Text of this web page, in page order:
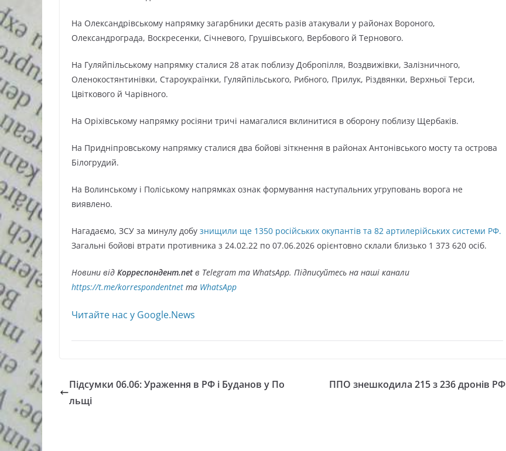
На Олександрівському напрямку загарбники десять разів атакували у районах Вороного,
Олександрограда, Воскресенки, Січневого, Грушівського, Вербового й Тернового.
На Гуляйпільському напрямку сталися 28 атак поблизу Добропілля, Воздвижівки, Залізничного,
Оленокостянтинівки, Староукраїнки, Гуляйпільського, Рибного, Прилук, Різдвянки, Верхньої Терси,
Цвіткового й Чарівного.
На Оріхівському напрямку росіяни тричі намагалися вклинитися в оборону поблизу Щербаків.
На Придніпровському напрямку сталися два бойові зіткнення в районах Антонівського мосту та острова
Білогрудий.
На Волинському і Поліському напрямках ознак формування наступальних угруповань ворога не
виявлено.
Нагадаємо, ЗСУ за минулу добу знищили ще 1350 російських окупантів та 82 артилерійських системи РФ.
Загальні бойові втрати противника з 24.02.22 по 07.06.2026 орієнтовно склали близько 1 373 620 осіб.
Новини від Корреспондент.netв Telegram та WhatsApp. Підписуйтесь на наші канали
https://t.me/korrespondentnet та WhatsApp
Читайте нас у Google.News
Підсумки 06.06: Ураження в РФ і Буданов у По
льщі
ППО знешкодила 215 з 236 дронів РФ